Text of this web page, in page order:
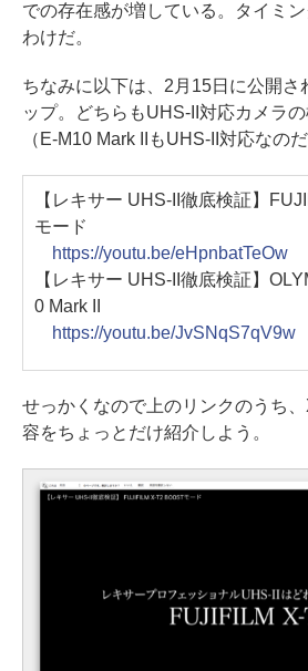
での存在感が増している。タイミ
わけだ。
ちなみに以下は、2月15日に公開さ
ップ。どちらもUHS-II対応カメラ
（E-M10 Mark IIもUHS-II対応なのだ
【レキサー UHS-II徹底検証】
モード
https://youtu.be/eHpnbatTeOw
【レキサー UHS-II徹底検証】
0 Mark II
https://youtu.be/JvSNqS7qV9w
せっかくなので上のリンクのうち
容をちょっとだけ紹介しよう。